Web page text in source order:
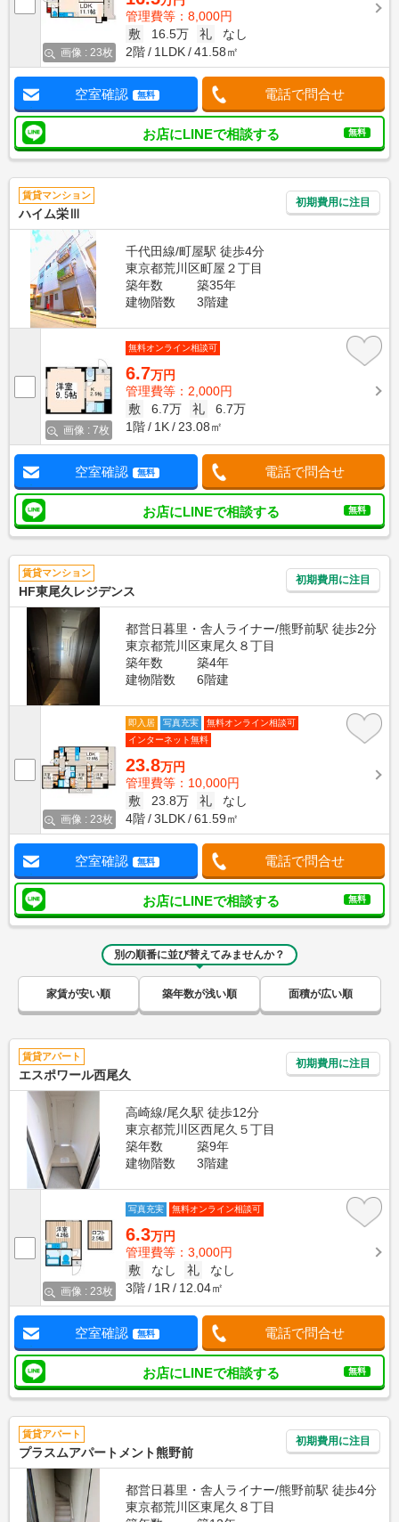
画像 : 23枚
管理費等：8,000円
敷
16.5万 礼
なし
2階
1LDK 41.58㎡
空室確認 無料 電話で問合せ
お店にLINEで相談する 無料
賃貸マンション
ハイム栄Ⅲ
初期費用に注目
千代田線/町屋駅 徒歩4分
東京都荒川区町屋２丁目
築年数
築35年
建物階数
3階建
画像 : 7枚
無料オンライン相談可
6.7万円
管理費等：2,000円
敷
6.7万 礼
6.7万
1階
1K 23.08㎡
空室確認 無料 電話で問合せ
お店にLINEで相談する 無料
賃貸マンション
HF東尾久レジデンス
初期費用に注目
都営日暮里・舎人ライナー/熊野前駅 徒歩2分
東京都荒川区東尾久８丁目
築年数
築4年
建物階数
6階建
画像 : 23枚
即入居 写真充実
無料オンライン相談可
インターネット無料
23.8万円
管理費等：10,000円
敷
23.8万 礼
なし
4階
3LDK 61.59㎡
空室確認 無料 電話で問合せ
お店にLINEで相談する 無料
別の順番に並び替えてみませんか？
家賃が安い順 築年数が浅い順 面積が広い順
賃貸アパート
エスポワール西尾久
初期費用に注目
高崎線/尾久駅 徒歩12分
東京都荒川区西尾久５丁目
築年数
築9年
建物階数
3階建
画像 : 23枚
写真充実 無料オンライン相談可
6.3万円
管理費等：3,000円
敷
なし 礼
なし
3階
1R 12.04㎡
空室確認 無料 電話で問合せ
お店にLINEで相談する 無料
賃貸アパート
プラスムアパートメント熊野前
初期費用に注目
都営日暮里・舎人ライナー/熊野前駅 徒歩4分
東京都荒川区東尾久８丁目